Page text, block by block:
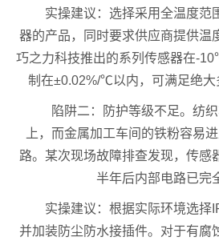
实操建议：选择采用全温度范
器的产品，同时要求供应商提供温
巧之力科技推出的系列传感器在-
制在±0.02%/℃以内，可满足绝大
陷阱二：防护等级不足。纺
上，而金属加工车间的铁粉容易
路。某次现场故障排查发现，传感
半年后内部电路已完
实操建议：根据实际环境选择
并加装防尘防水接插件。对于有腐